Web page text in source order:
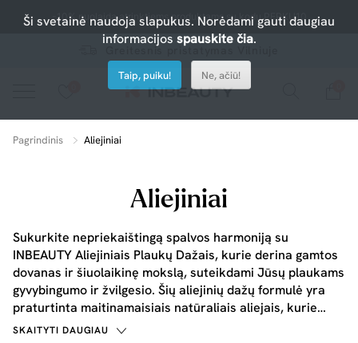
-10% nuolaida atrinktiems produktams su kodu PERKU10
Greitesnis pristatymas Vilniuje
Pagrindinis Aliejiniai
Aliejiniai
Sukurkite nepriekaištingą spalvos harmoniją su
INBEAUTY Aliejiniais Plaukų Dažais, kurie derina gamtos
dovanas ir šiuolaikinę mokslą, suteikdami Jūsų plaukams
gyvybingumo ir žvilgesio. Šių aliejinių dažų formulė yra
praturtinta maitinamaisiais natūraliais aliejais, kurie
intensyviai maitina plaukus, užtikrindami ilgai išliekančią
SKAITYTI DAUGIAU
Ši svetainė naudoja slapukus. Norėdami gauti daugiau
informacijos spauskite čia.
Taip, puiku! Ne, ačiū!